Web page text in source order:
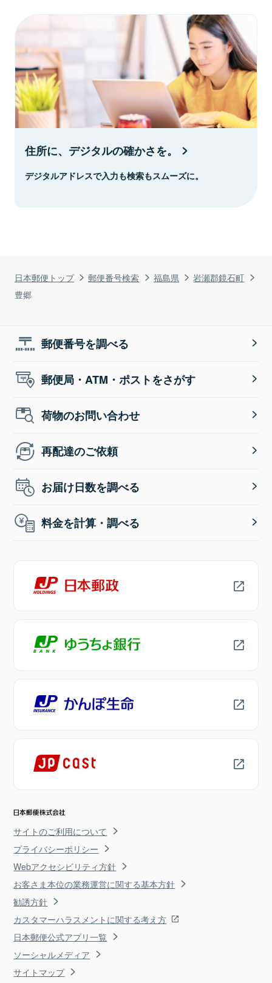
日本郵便トップ 郵便番号検索 福島県
岩瀬郡鏡石町
豊郷
住所に、デジタルの確かさを。
デジタルアドレスで入力も検索もスムーズに。
郵便番号を調べる
郵便局・ATM・ポストをさがす
荷物のお問い合わせ
再配達のご依頼
お届け日数を調べる
料金を計算・調べる
サイトのご利用について
プライバシーポリシー
Webアクセシビリティ方針
お客さま本位の業務運営に関する基本方針
勧誘方針
カスタマーハラスメントに関する考え方
日本郵便公式アプリ一覧
ソーシャルメディア
サイトマップ